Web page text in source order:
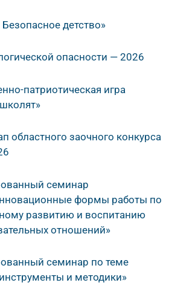
детство»
опасности — 2026
патриотическая игра
областного заочного конкурса
семинар
формы работы по
развитию и воспитанию
отношений»
семинар по теме
и методики»